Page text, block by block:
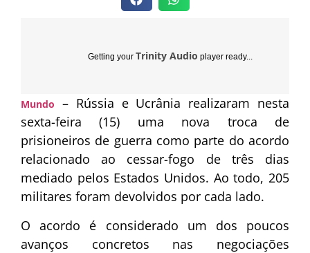
Getting your Trinity Audio player ready...
Mundo – Rússia e Ucrânia realizaram nesta
sexta-feira (15) uma nova troca de
prisioneiros de guerra como parte do acordo
relacionado ao cessar-fogo de três dias
mediado pelos Estados Unidos. Ao todo, 205
militares foram devolvidos por cada lado.
O acordo é considerado um dos poucos
avanços concretos nas negociações